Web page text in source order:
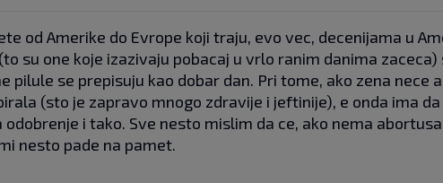
od Amerike do Evrope koji traju, evo vec, decenijama u
su one koje izazivaju pobacaj u vrlo ranim danima zaceca)
pilule se prepisuju kao dobar dan. Pri tome, ako zena nece
(sto je zapravo mnogo zdravije i jeftinije), e onda ima
i tako. Sve nesto mislim da ce, ako nema
nesto pade na pamet.